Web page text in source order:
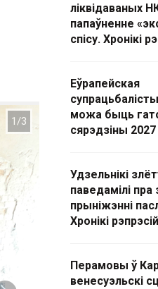
ліквідаваных
папаўненне
спісу. Хронікі
Еўрапейская
можа быць
сярэдзіны
Удзельнікі
паведамілі пра
прыніжэнні
Хронікі
Перамовы ў
венесуэльскі